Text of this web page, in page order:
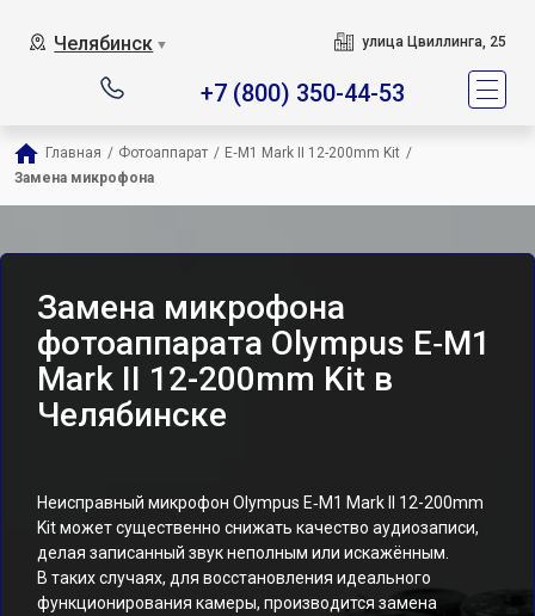
Челябинск ▼ улица Цвиллинга, 25
+7 (800) 350-44-53
Главная / Фотоаппарат / E‑M1 Mark II 12-200mm Kit /
Замена микрофона
Замена микрофона
фотоаппарата Olympus E‑M1
Mark II 12-200mm Kit в
Челябинске
Неисправный микрофон Olympus E‑M1 Mark II 12-200mm
Kit может существенно снижать качество аудиозаписи,
делая записанный звук неполным или искажённым.
В таких случаях, для восстановления идеального
функционирования камеры, производится замена